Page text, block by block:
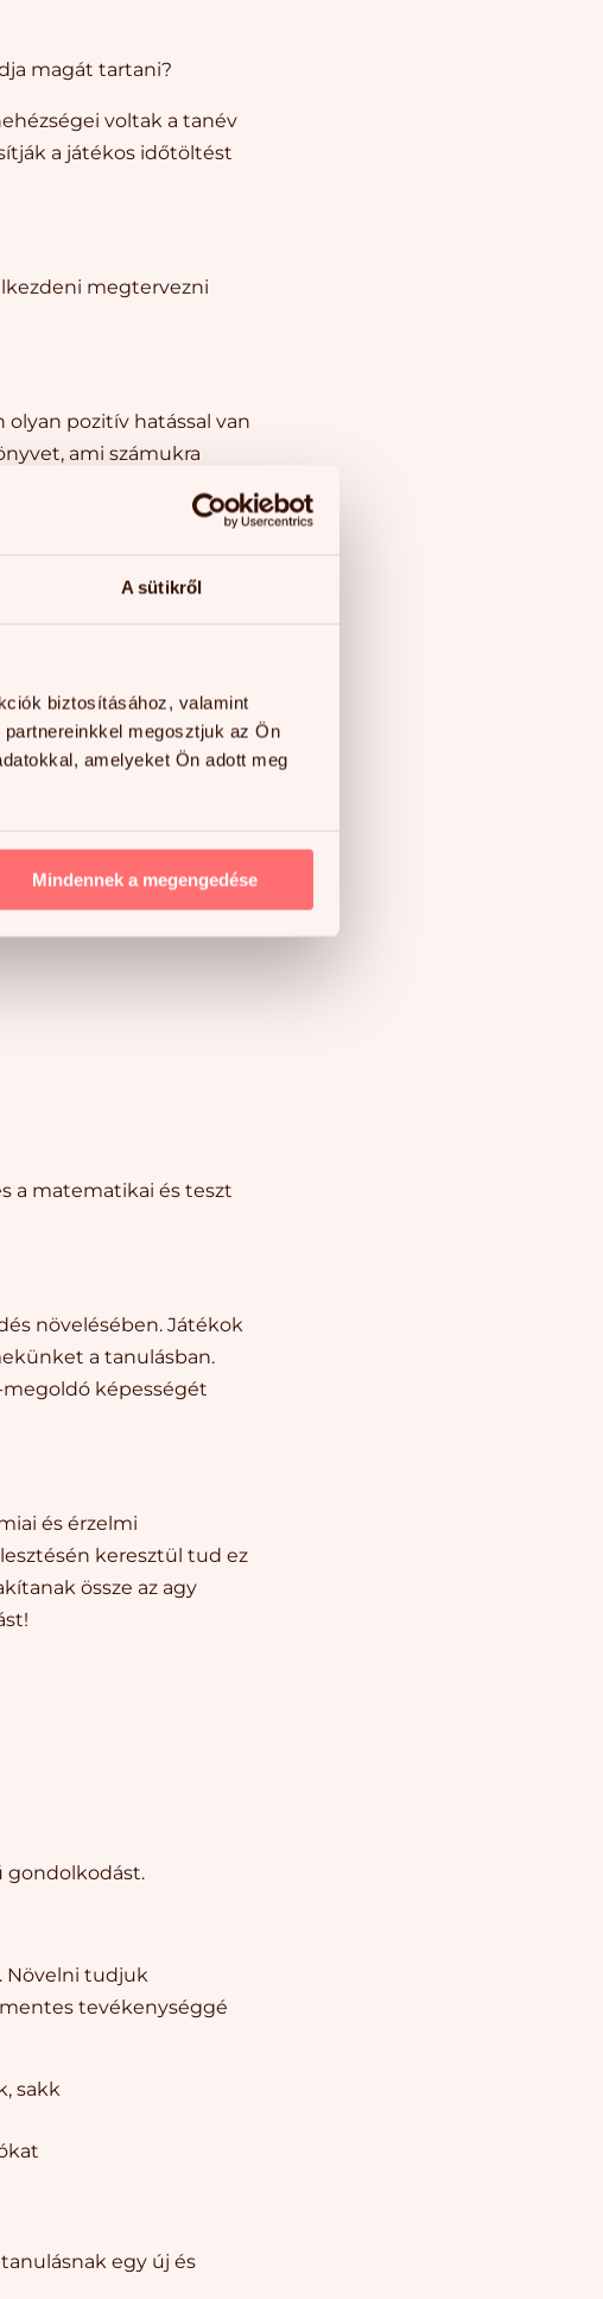
A sütikről
biztosításához, valamint
megosztjuk az Ön
amelyeket Ön adott meg
Mindennek a megengedése
magát tartani?
voltak a tanév
a játékos időtöltést
megtervezni
olyan pozitív hatással van
ami számukra
a gyermek
aktivitására,
a matematikai és teszt
növelésében. Játékok
a tanulásban.
képességét
és érzelmi
keresztül tud ez
össze az agy
gondolkodást.
Növelni tudjuk
tevékenységgé
sakk
egy új és